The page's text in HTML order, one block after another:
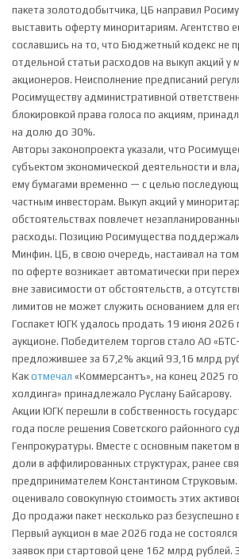
пакета золотодобытчика, ЦБ направил
выставить оферту миноритариям. Агентство
сославшись на то, что Бюджетный кодекс не
отдельной статьи расходов на выкуп акций у
акционеров. Неисполнение предписаний
Росимуществу административной
блокировкой права голоса по акциям,
на долю до 30%.
Авторы законопроекта указали, что
субъектом экономической деятельности и
ему бумагами временно — с целью
частным инвесторам. Выкуп акций у
обстоятельствах повлечет
расходы. Позицию Росимущества поддержали
Минфин. ЦБ, в свою очередь, настаивал на
по оферте возникает автоматически при
вне зависимости от обстоятельств, а
лимитов не может служить основанием для
Госпакет ЮГК удалось продать 19 июня 2026
аукционе. Победителем торгов стало АО
предложившее за 67,2% акций 93,16 млрд
Какотмечал «Коммерсантъ», на конец 2025
холдинга» принадлежало Руслану Байсарову.
Акции ЮГК перешли в собственность
года после решения Советского районного
Генпрокуратуры. Вместе с основным пакетом
доли в аффилированных структурах, ранее
предпринимателем Константином
оценивало совокупную стоимость этих
До продажи пакет несколько раз безуспешно
Первый аукцион в мае 2026 года не состоялся
заявок при стартовой цене 162 млрд рублей.